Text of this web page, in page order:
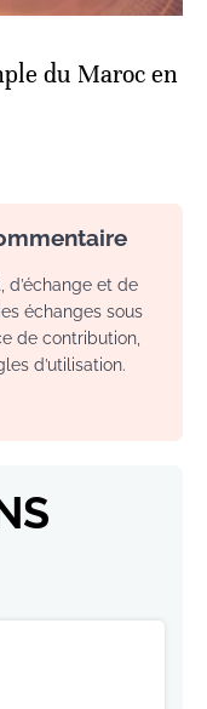
du Maroc en
d’échange et de
échanges sous
de contribution,
d’utilisation.